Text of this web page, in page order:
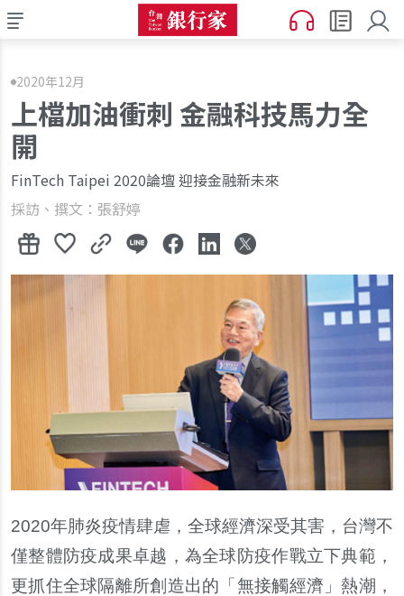
2020年12月
上檔加油衝刺 金融科技馬力全
開
FinTech Taipei 2020論壇 迎接金融新未來
採訪、撰文：張舒婷
2020年肺炎疫情肆虐，全球經濟深受其害，台灣不
僅整體防疫成果卓越，為全球防疫作戰立下典範，
更抓住全球隔離所創造出的「無接觸經濟」熱潮，